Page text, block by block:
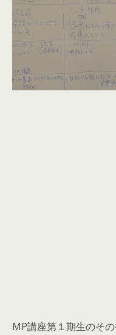
MP講座第１期生のそ